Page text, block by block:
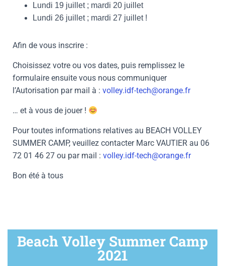
Lundi 19 juillet ; mardi 20 juillet
Lundi 26 juillet ; mardi 27 juillet !
Afin de vous inscrire :
Choisissez votre ou vos dates, puis remplissez le
formulaire ensuite vous nous communiquer
l’Autorisation par mail à : volley.idf-tech@orange.fr
… et à vous de jouer !
Pour toutes informations relatives au BEACH VOLLEY
SUMMER CAMP, veuillez contacter Marc VAUTIER au 06
72 01 46 27 ou par mail : volley.idf-tech@orange.fr
Bon été à tous
Beach Volley Summer Camp
2021